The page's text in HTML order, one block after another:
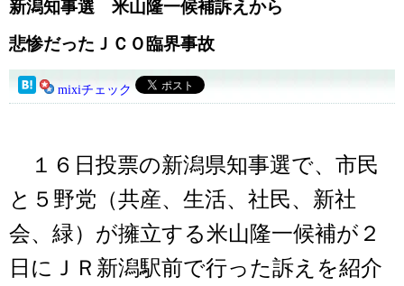
新潟知事選 米山隆一候補訴えから
悲惨だったＪＣＯ臨界事故
mixiチェック
１６日投票の新潟県知事選で、市民
と５野党（共産、生活、社民、新社
会、緑）が擁立する米山隆一候補が２
日にＪＲ新潟駅前で行った訴えを紹介